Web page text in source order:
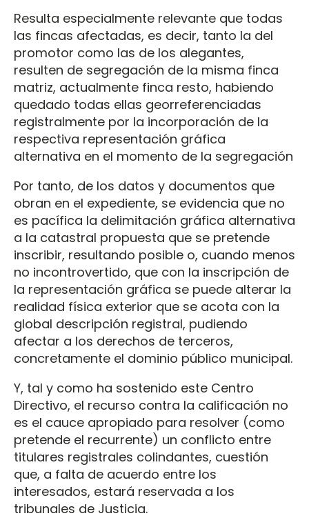
Resulta especialmente relevante que todas
las fincas afectadas, es decir, tanto la del
promotor como las de los alegantes,
resulten de segregación de la misma finca
matriz, actualmente finca resto, habiendo
quedado todas ellas georreferenciadas
registralmente por la incorporación de la
respectiva representación gráfica
alternativa en el momento de la segregación
Por tanto, de los datos y documentos que
obran en el expediente, se evidencia que no
es pacífica la delimitación gráfica alternativa
a la catastral propuesta que se pretende
inscribir, resultando posible o, cuando menos
no incontrovertido, que con la inscripción de
la representación gráfica se puede alterar la
realidad física exterior que se acota con la
global descripción registral, pudiendo
afectar a los derechos de terceros,
concretamente el dominio público municipal.
Y, tal y como ha sostenido este Centro
Directivo, el recurso contra la calificación no
es el cauce apropiado para resolver (como
pretende el recurrente) un conflicto entre
titulares registrales colindantes, cuestión
que, a falta de acuerdo entre los
interesados, estará reservada a los
tribunales de Justicia.